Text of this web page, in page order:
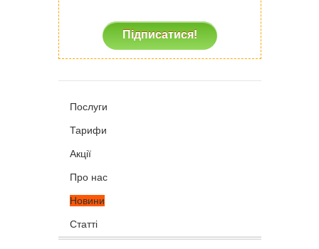
Підписатися!
Послуги
Тарифи
Акції
Про нас
Новини
Статті